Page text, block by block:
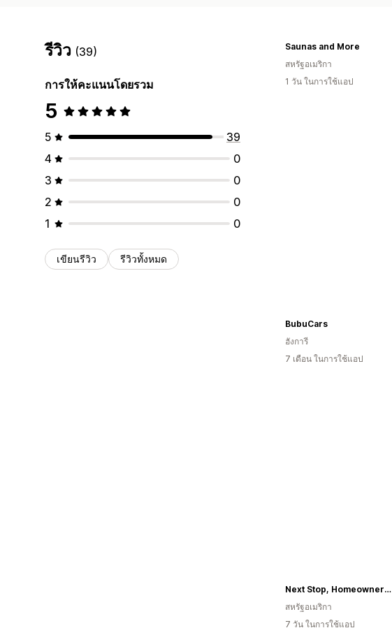
รีวิว (39)
การให้คะแนนโดยรวม
5
5
39
4
0
3
0
2
0
1
0
เขียนรีวิว รีวิวทั้งหมด
Saunas and More
สหรัฐอเมริกา
1 วัน ในการใช้แอป
BubuCars
ฮังการี
7 เดือน ในการใช้แอป
Next Stop, Homeownership!
สหรัฐอเมริกา
7 วัน ในการใช้แอป